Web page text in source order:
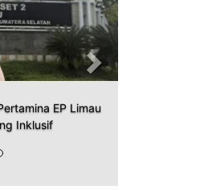
EP Limau
Inklusif